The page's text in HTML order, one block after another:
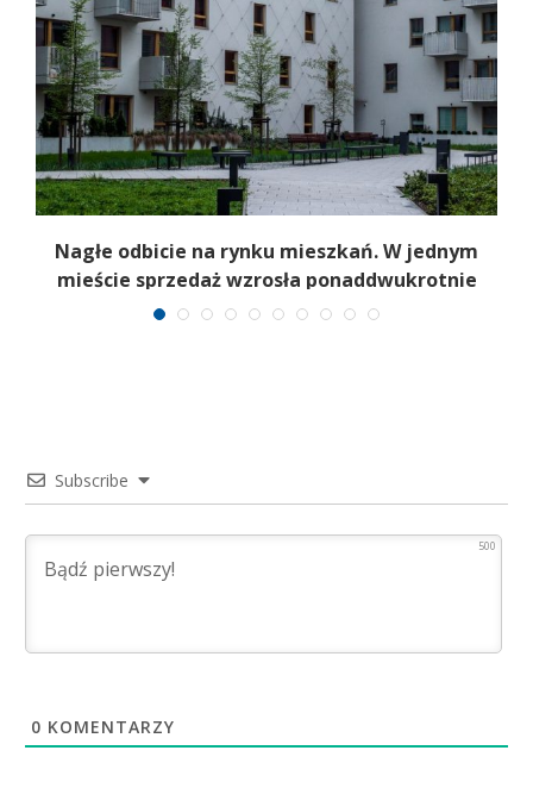
Nagłe odbicie na rynku mieszkań. W jednym
mieście sprzedaż wzrosła ponaddwukrotnie
Subscribe
500
0 KOMENTARZY